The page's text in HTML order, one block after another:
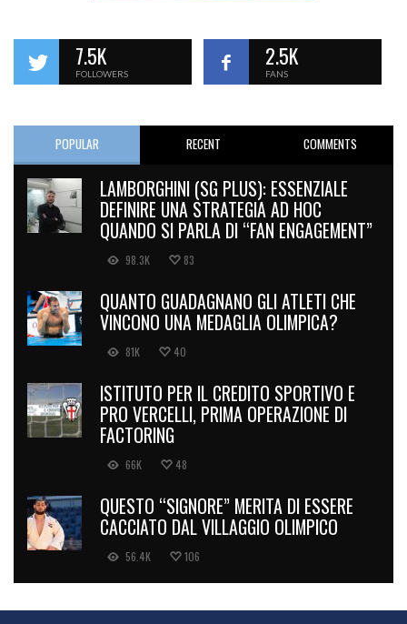
7.5K
FOLLOWERS
2.5K
FANS
POPULAR RECENT COMMENTS
LAMBORGHINI (SG PLUS): ESSENZIALE
DEFINIRE UNA STRATEGIA AD HOC
QUANDO SI PARLA DI “FAN ENGAGEMENT”
98.3K 83
QUANTO GUADAGNANO GLI ATLETI CHE
VINCONO UNA MEDAGLIA OLIMPICA?
81K 40
ISTITUTO PER IL CREDITO SPORTIVO E
PRO VERCELLI, PRIMA OPERAZIONE DI
FACTORING
66K 48
QUESTO “SIGNORE” MERITA DI ESSERE
CACCIATO DAL VILLAGGIO OLIMPICO
56.4K 106